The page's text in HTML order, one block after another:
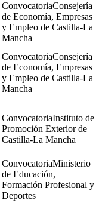
Consejería
de Economía, Empresas
y Empleo de Castilla-La
Mancha
Consejería
de Economía, Empresas
y Empleo de Castilla-La
Mancha
Instituto de
Promoción Exterior de
Castilla-La Mancha
Ministerio
de Educación,
Formación Profesional y
Deportes